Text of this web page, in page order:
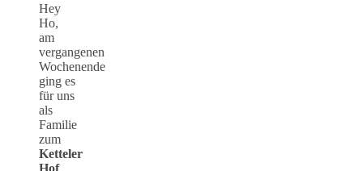
Hey
Ho,
am
vergangenen
Wochenende
ging es
für uns
als
Familie
zum
Ketteler
Hof